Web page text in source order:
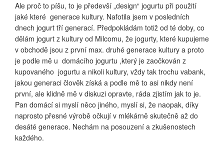
Ale proč to píšu, to je předevší „design“ jogurtu při použití
jaké které generace kultury. Nafotila jsem v posledních
dnech jogurt tří generací. Předpokládám totiž od té doby, co
dělám jogurt z kultury od Milcomu, že jogurty, které kupujeme
v obchodě jsou z první max. druhé generace kultury a proto
je podle mě u domácího jogurtu ,který je zaočkován z
kupovaného jogurtu a nikoli kultury, vždy tak trochu vabank,
jakou generaci člověk získá a podle mě to asi nikdy není
první, ale klidně mě v diskuzi opravte, ráda zjistím jak to je.
Pan domácí si myslí něco jiného, myslí si, že naopak, díky
naprosto přesné výrobě očkují v mlékárně skutečně až do
desáté generace. Nechám na posouzení a zkušenostech
každého.